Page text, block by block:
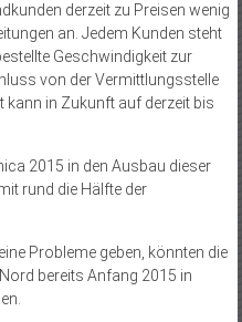
derzeit zu Preisen wenig
an. Jedem Kunden steht
Geschwindigkeit zur
von der Vermittlungsstelle
kann in Zukunft auf derzeit bis
2015 in den Ausbau dieser
rund die Hälfte der
Probleme geben, könnten die
bereits Anfang 2015 in